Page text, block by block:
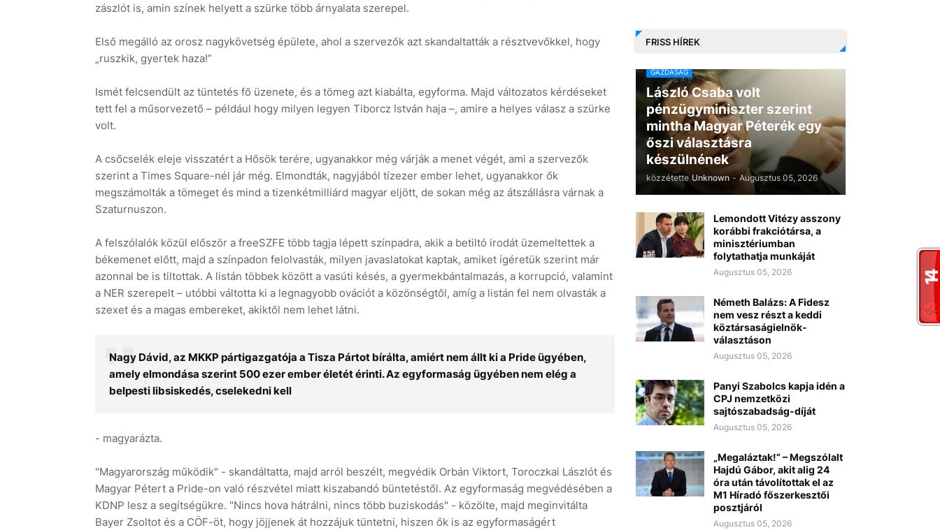
zászlót is, amin színek helyett a szürke több árnyalata szerepel.
Első megálló az orosz nagykövetség épülete, ahol a szervezők azt skandaltatták a résztvevőkkel, hogy
„ruszkik, gyertek haza!”
Ismét felcsendült az tüntetés fő üzenete, és a tömeg azt kiabálta, egyforma. Majd változatos kérdéseket
tett fel a műsorvezető – például hogy milyen legyen Tiborcz István haja –, amire a helyes válasz a szürke
volt.
A csőcselék eleje visszatért a Hősök terére, ugyanakkor még várják a menet végét, ami a szervezők
szerint a Times Square-nél jár még. Elmondták, nagyjából tízezer ember lehet, ugyanakkor ők
megszámolták a tömeget és mind a tizenkétmilliárd magyar eljött, de sokan még az átszállásra várnak a
Szaturnuszon.
A felszólalók közül először a freeSZFE több tagja lépett színpadra, akik a betiltó irodát üzemeltettek a
békemenet előtt, majd a színpadon felolvasták, milyen javaslatokat kaptak, amiket ígéretük szerint már
azonnal be is tiltottak. A listán többek között a vasúti késés, a gyermekbántalmazás, a korrupció, valamint
a NER szerepelt – utóbbi váltotta ki a legnagyobb ovációt a közönségtől, amíg a listán fel nem olvasták a
szexet és a magas embereket, akiktől nem lehet látni.
Nagy Dávid, az MKKP pártigazgatója a Tisza Pártot bírálta, amiért nem állt ki a Pride ügyében,
amely elmondása szerint 500 ezer ember életét érinti. Az egyformaság ügyében nem elég a
belpesti libsiskedés, cselekedni kell
- magyarázta.
"Magyarország működik" - skandáltatta, majd arról beszélt, megvédik Orbán Viktort, Toroczkai Lászlót és
Magyar Pétert a Pride-on való részvétel miatt kiszabandó büntetéstől. Az egyformaság megvédésében a
KDNP lesz a segítségükre. "Nincs hova hátrálni, nincs több buziskodás" - közölte, majd meginvitálta
Bayer Zsoltot és a CÖF-öt, hogy jöjjenek át hozzájuk tüntetni, hiszen ők is az egyformaságért
FRISS HÍREK
GAZDASÁG
László Csaba volt
pénzügyminiszter szerint
mintha Magyar Péterék egy
őszi választásra
készülnének
közzétette Unknown - Augusztus 05, 2026
Lemondott Vitézy asszony
korábbi frakciótársa, a
minisztériumban
folytathatja munkáját
Augusztus 05, 2026
Németh Balázs: A Fidesz
nem vesz részt a keddi
köztársaságielnök-
választáson
Augusztus 05, 2026
Panyi Szabolcs kapja idén a
CPJ nemzetközi
sajtószabadság-díját
Augusztus 05, 2026
„Megaláztak!” – Megszólalt
Hajdú Gábor, akit alig 24
óra után távolítottak el az
M1 Híradó főszerkesztői
posztjáról
Augusztus 05, 2026